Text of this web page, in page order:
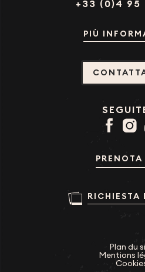
+33 (0)4 95
PIÙ
RICHIESTA
Plan du
Mentions